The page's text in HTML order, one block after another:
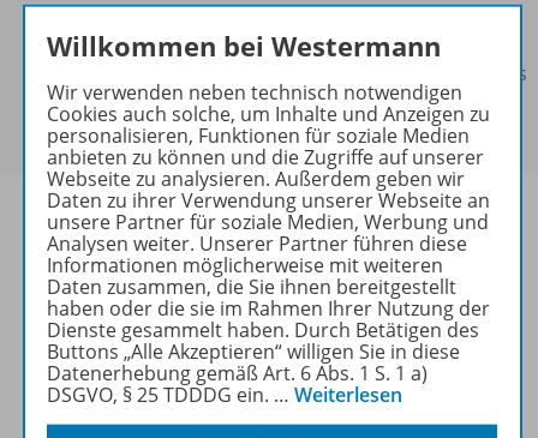
Exklusiv für Schulen
Dieses Produkt kann nur über das Benutzerkonto der
Schule bestellt werden. Ihre/n Ansprechpartner/-in des
Benutzerkontos der Schule finden Sie in in der
Kontoführung unterMeine Schulen.
Produktinformationen
Lizenzbedingungen
Willkommen bei Westermann
Wir verwenden neben technisch notwendigen
Cookies auch solche, um Inhalte und Anzeigen zu
personalisieren, Funktionen für soziale Medien
anbieten zu können und die Zugriffe auf unserer
Webseite zu analysieren. Außerdem geben wir
Daten zu ihrer Verwendung unserer Webseite an
unsere Partner für soziale Medien, Werbung und
Analysen weiter. Unserer Partner führen diese
Informationen möglicherweise mit weiteren
Daten zusammen, die Sie ihnen bereitgestellt
haben oder die sie im Rahmen Ihrer Nutzung der
Dienste gesammelt haben. Durch Betätigen des
Buttons „Alle Akzeptieren“ willigen Sie in diese
Datenerhebung gemäß Art. 6 Abs. 1 S. 1 a)
DSGVO, § 25 TDDDG ein. … Weiterlesen